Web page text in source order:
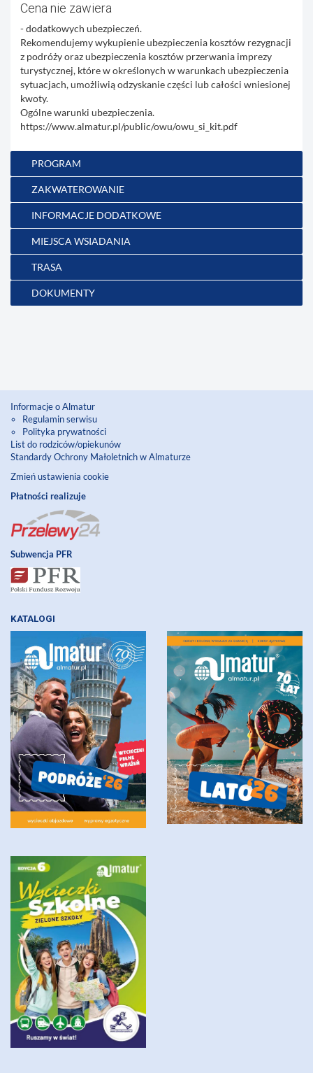
Cena nie zawiera
- dodatkowych ubezpieczeń.
Rekomendujemy wykupienie ubezpieczenia kosztów rezygnacji
z podróży oraz ubezpieczenia kosztów przerwania imprezy
turystycznej, które w określonych w warunkach ubezpieczenia
sytuacjach, umożliwią odzyskanie części lub całości wniesionej
kwoty.
Ogólne warunki ubezpieczenia.
https://www.almatur.pl/public/owu/owu_si_kit.pdf
PROGRAM
ZAKWATEROWANIE
INFORMACJE DODATKOWE
MIEJSCA WSIADANIA
TRASA
DOKUMENTY
Informacje o Almatur
Regulamin serwisu
Polityka prywatności
List do rodziców/opiekunów
Standardy Ochrony Małoletnich w Almaturze
Zmień ustawienia cookie
Płatności realizuje
Subwencja PFR
KATALOGI